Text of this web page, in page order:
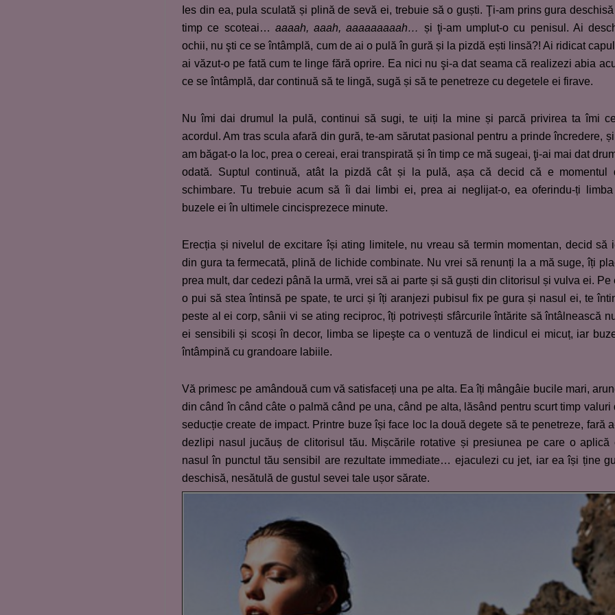
Ies din ea, pula sculată și plină de sevă ei, trebuie să o guști. Ţi-am prins gura
timp ce scoteai… aaaah, aaah, aaaaaaaaah… și ţi-am umplut-o cu penisul. Ai
ochii, nu şti ce se întâmplă, cum de ai o pulă în gură și la pizdă ești linsă?! Ai ridicat
ai văzut-o pe fată cum te linge fără oprire. Ea nici nu şi-a dat seama că realizezi abia
ce se întâmplă, dar continuă să te lingă, sugă și să te penetreze cu degetele ei firave.
Nu îmi dai drumul la pulă, continui să sugi, te uiți la mine și parcă privirea ta îmi
acordul. Am tras scula afară din gură, te-am sărutat pasional pentru a prinde încredere,
am băgat-o la loc, prea o cereai, erai transpirată și în timp ce mă sugeai, ţi-ai mai dat
odată. Suptul continuă, atât la pizdă cât și la pulă, așa că decid că e momentul
schimbare. Tu trebuie acum să îi dai limbi ei, prea ai neglijat-o, ea oferindu-ți
buzele ei în ultimele cincisprezece minute.
Erecția și nivelul de excitare își ating limitele, nu vreau să termin momentan, decid să
din gura ta fermecată, plină de lichide combinate. Nu vrei să renunți la a mă suge, îți
prea mult, dar cedezi până la urmă, vrei să ai parte și să guști din clitorisul și vulva ei. Pe
o pui să stea întinsă pe spate, te urci și îți aranjezi pubisul fix pe gura și nasul ei, te
peste al ei corp, sânii vi se ating reciproc, îți potrivești sfârcurile întărite să întâlnească
ei sensibili și scoși în decor, limba se lipeşte ca o ventuză de lindicul ei micuț, iar
întâmpină cu grandoare labiile.
Vă primesc pe amândouă cum vă satisfaceți una pe alta. Ea îți mângâie bucile mari,
din când în când câte o palmă când pe una, când pe alta, lăsând pentru scurt timp valuri
seducție create de impact. Printre buze își face loc la două degete să te penetreze, fară
dezlipi nasul jucăuș de clitorisul tău. Mișcările rotative și presiunea pe care o aplică
nasul în punctul tău sensibil are rezultate immediate… ejaculezi cu jet, iar ea își ține
deschisă, nesătulă de gustul sevei tale ușor sărate.